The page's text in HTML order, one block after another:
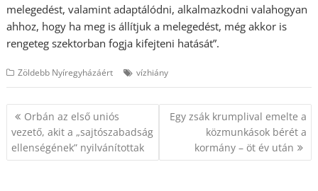
melegedést, valamint adaptálódni, alkalmazkodni valahogyan
ahhoz, hogy ha meg is állítjuk a melegedést, még akkor is
rengeteg szektorban fogja kifejteni hatását”.
Zöldebb Nyíregyházáért vízhiány
Bejegyzés
navigáció
Orbán az első uniós
vezető, akit a „sajtószabadság
ellenségének” nyilvánítottak
Egy zsák krumplival emelte a
közmunkások bérét a
kormány – öt év után